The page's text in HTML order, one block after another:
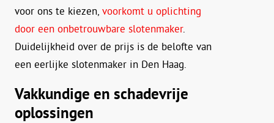
voor ons te kiezen, voorkomt u oplichting
door een onbetrouwbare slotenmaker.
Duidelijkheid over de prijs is de belofte van
een eerlijke slotenmaker in Den Haag.
Vakkundige en schadevrije
oplossingen